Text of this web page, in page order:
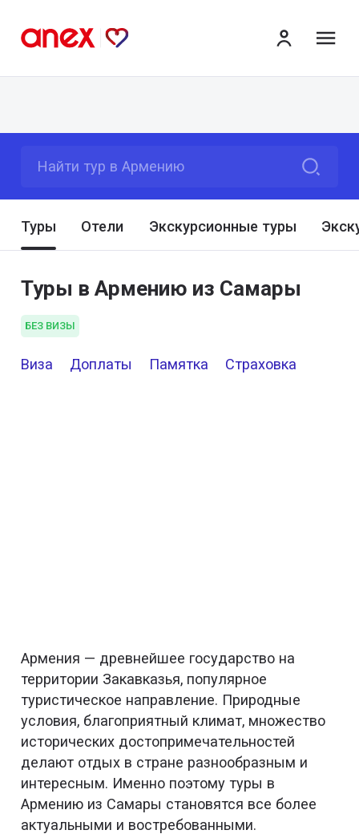
Найти тур в Армению
Туры Отели Экскурсионные туры
Туры в Армению из Самары
БЕЗ ВИЗЫ
Виза Доплаты Памятка Страховка
Армения — древнейшее государство на
территории Закавказья, популярное
туристическое направление. Природные
условия, благоприятный климат, множество
исторических достопримечательностей
делают отдых в стране разнообразным и
интересным. Именно поэтому туры в
Армению из Самары становятся все более
актуальными и востребованными.